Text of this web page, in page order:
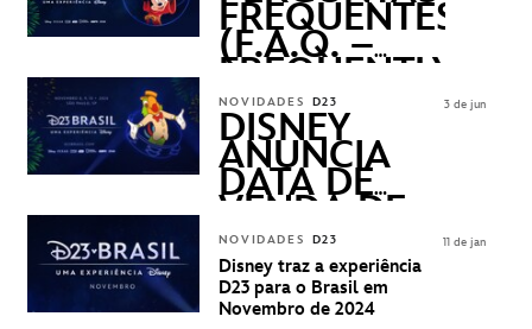
FREQUENTES
(F.A.Q. –
FREQUENTLY
ASKED
QUESTIONS)
NOVIDADES D23
DISNEY
ANUNCIA
DATA DE
VENDA DE
INGRESSOS
PARA A D23
BRASIL -
3 de jun
NOVIDADES D23
Disney traz a experiência
D23 para o Brasil em
Novembro de 2024
11 de jan